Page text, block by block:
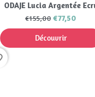
ODAJE Lucia Argentée
€155,00 €77,50
Découvrir